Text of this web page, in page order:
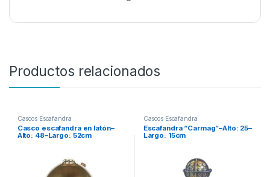
Productos relacionados
Cascos Escafandra
Casco escafandra en latón–
Alto: 48–Largo: 52cm
Cascos Escafandra
Escafandra “Carmag”–Alto: 25–
Largo: 15cm